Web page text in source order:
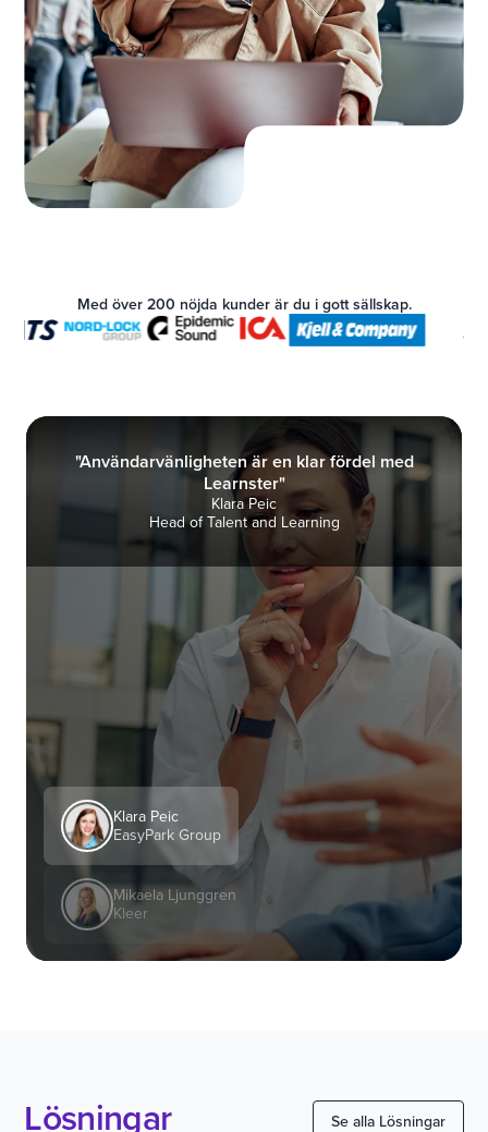
Med över 200 nöjda kunder är du i gott sällskap.
"Användarvänligheten är en klar fördel med
Learnster"
Klara Peic
Head of Talent and Learning
Klara Peic
EasyPark Group
Mikaela Ljunggren
Kleer
Lösningar Se alla Lösningar